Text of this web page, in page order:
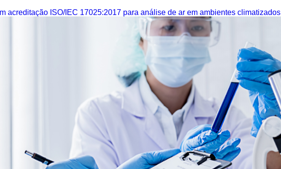
acreditação ISO/IEC 17025:2017 para análise de ar em ambientes climatizados